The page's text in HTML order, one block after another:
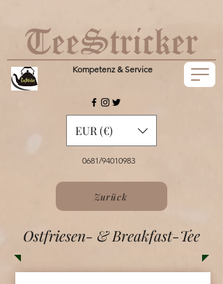
Kompetenz & Service
0681/94010983
EUR (€)
Zurück
Ostfriesen- & Breakfast-Tee